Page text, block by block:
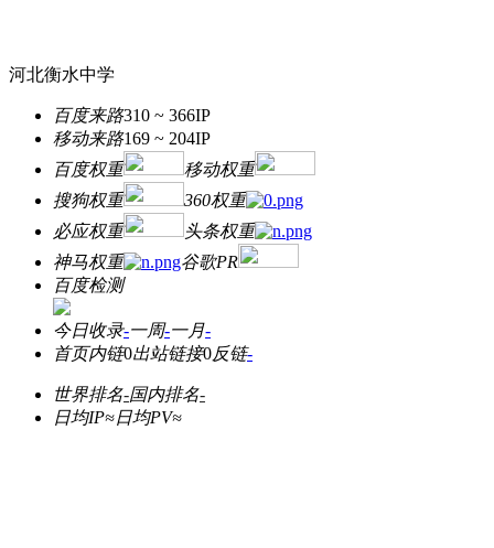
河北衡水中学
百度来路310 ~ 366IP
移动来路169 ~ 204IP
百度权重
移动权重
搜狗权重
360权重
必应权重
头条权重
神马权重
谷歌PR
百度检测
今日收录-一周-一月-
首页内链0出站链接0反链-
世界排名-国内排名-
日均IP≈日均PV≈